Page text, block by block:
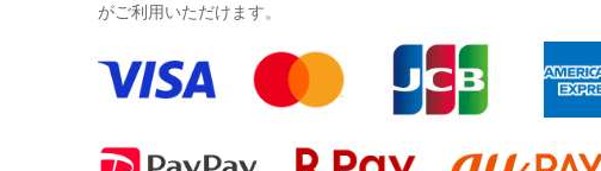
がご利用いただけます。